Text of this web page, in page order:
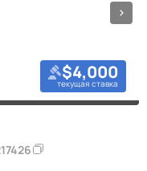
$4,000
текущая ставка